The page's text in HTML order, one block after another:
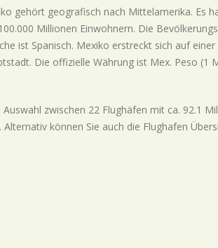
gehört geografisch nach Mittelamerika. Es
Millionen Einwohnern. Die
ist Spanisch. Mexiko erstreckt sich auf
Die offizielle Währung ist Mex. Peso (1
zwischen 22 Flughäfen mit ca. 92.1
können Sie auch die Flughafen